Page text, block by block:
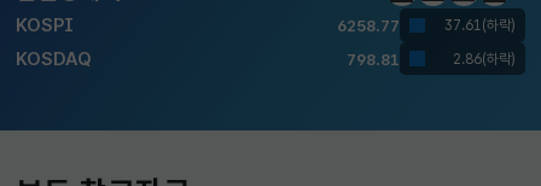
KOSDAQ 798.81 2.86(하락)